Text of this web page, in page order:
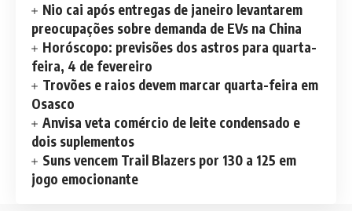
Nio cai após entregas de janeiro levantarem
preocupações sobre demanda de EVs na China
Horóscopo: previsões dos astros para quarta-
feira, 4 de fevereiro
Trovões e raios devem marcar quarta-feira em
Osasco
Anvisa veta comércio de leite condensado e
dois suplementos
Suns vencem Trail Blazers por 130 a 125 em
jogo emocionante